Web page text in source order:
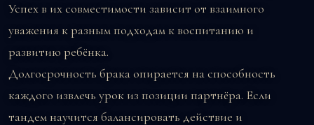
Успех в их совместимости зависит от взаимного
уважения к разным подходам к воспитанию и
развитию ребёнка.
Долгосрочность брака опирается на способность
каждого извлечь урок из позиции партнёра. Если
тандем научится балансировать действие и